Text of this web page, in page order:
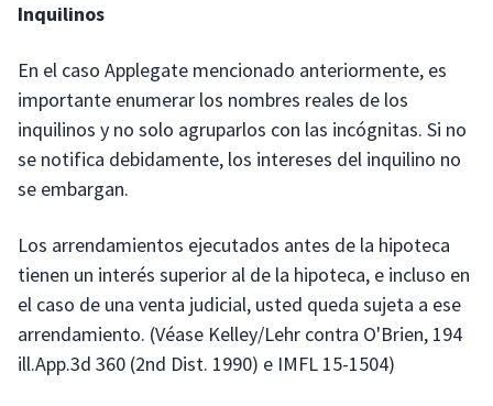
Inquilinos
En el caso Applegate mencionado anteriormente, es
importante enumerar los nombres reales de los
inquilinos y no solo agruparlos con las incógnitas. Si no
se notifica debidamente, los intereses del inquilino no
se embargan.
Los arrendamientos ejecutados antes de la hipoteca
tienen un interés superior al de la hipoteca, e incluso en
el caso de una venta judicial, usted queda sujeta a ese
arrendamiento. (Véase Kelley/Lehr contra O'Brien, 194
ill.App.3d 360 (2nd Dist. 1990) e IMFL 15-1504)